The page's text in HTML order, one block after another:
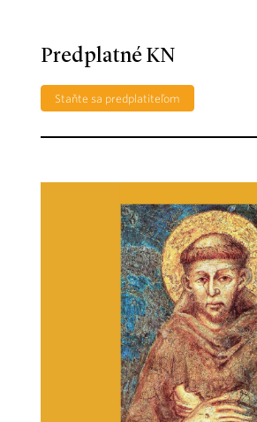
Predplatné KN
Staňte sa predplatiteľom